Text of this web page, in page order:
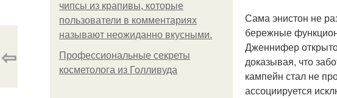
чипсы из крапивы, которые
пользователи в комментариях
называют неожиданно вкусными.
Профессиональные секреты
косметолога из Голливуда
Сама энистон не
бережные
Дженнифер
доказывая, что
кампейн стал не
ассоциируется
⇦